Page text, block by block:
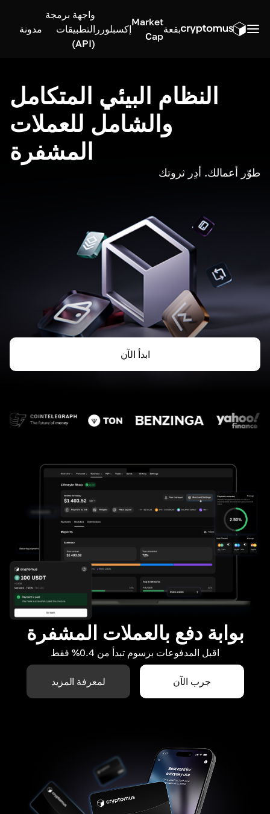
بقعة
Market
Cap
إكسبلورر
واجهة برمجة
التطبيقات
(API)
مدونة
النظام البيئي المتكامل
والشامل للعملات
المشفرة
طوّر أعمالك. أدِر ثروتك
ابدأ الآن
بوابة دفع بالعملات المشفرة
اقبل المدفوعات برسوم تبدأ من 0.4% فقط
جرب الآن لمعرفة المزيد